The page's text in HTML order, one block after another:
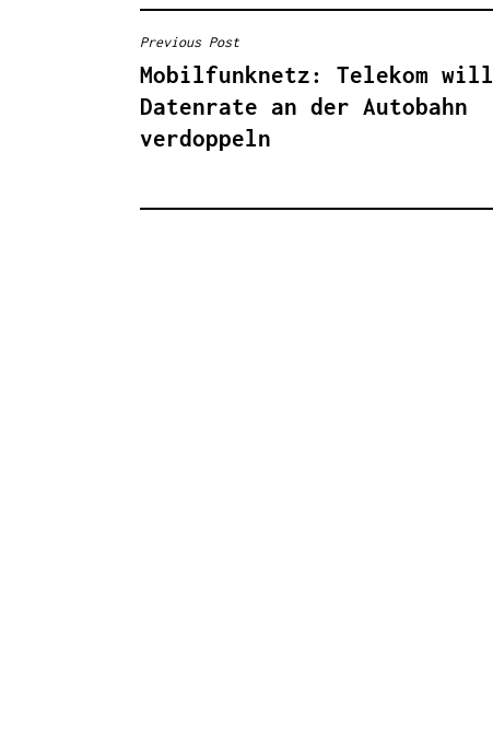
B
E
I
R
Previous Post
Mobilfunknetz: Telekom will
Datenrate an der Autobahn
verdoppeln